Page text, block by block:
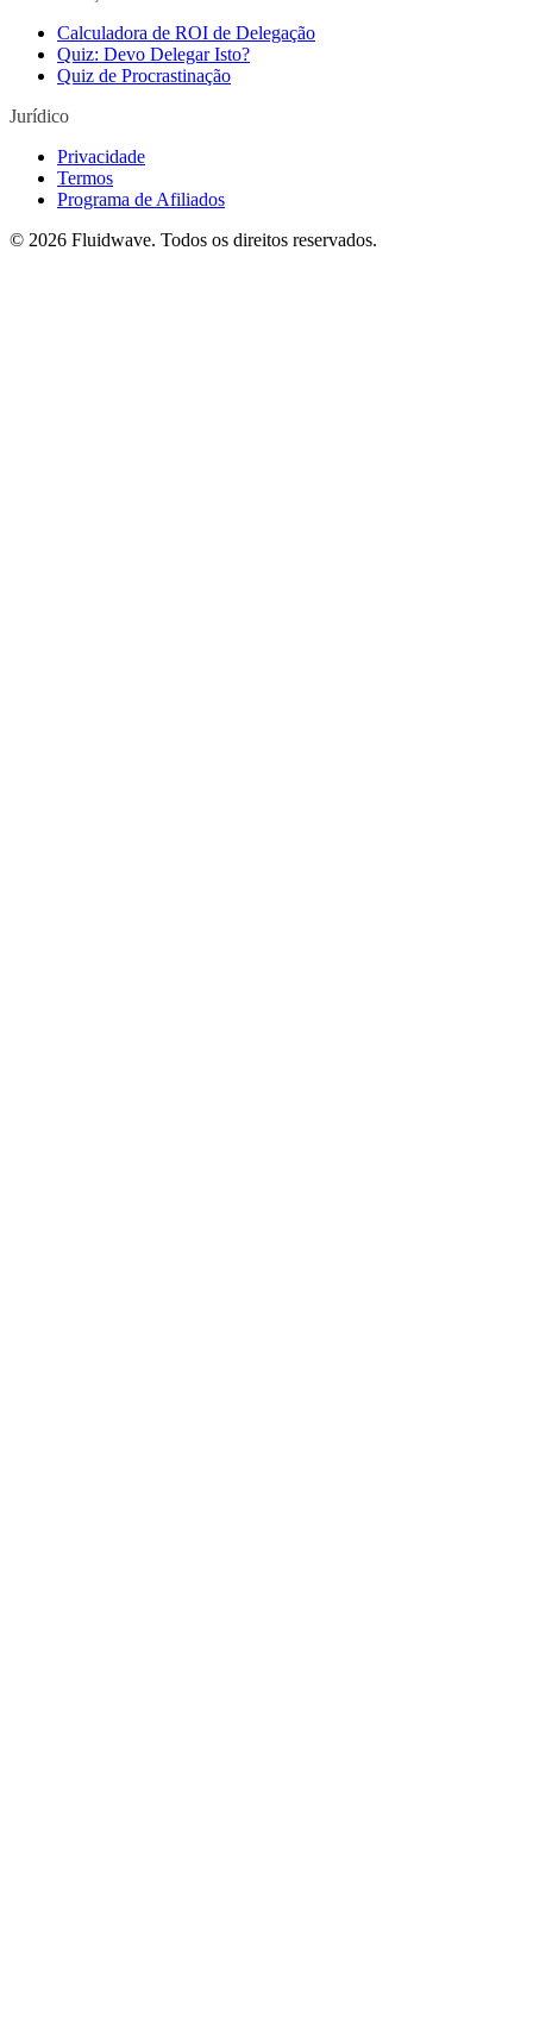
Calculadora de ROI de Delegação
Quiz: Devo Delegar Isto?
Quiz de Procrastinação
Jurídico
Privacidade
Termos
Programa de Afiliados
© 2026 Fluidwave. Todos os direitos reservados.